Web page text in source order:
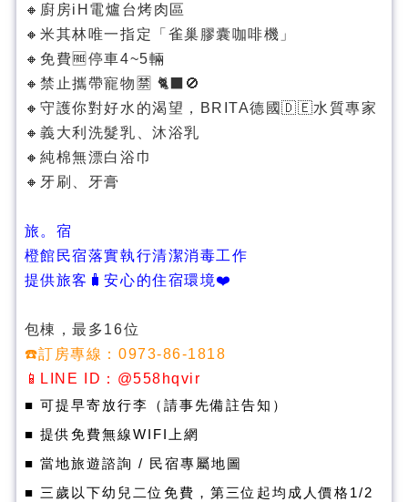
🔸廚房iH電爐台烤肉區
🔸米其林唯一指定「雀巢膠囊咖啡機」
🔸免費🆓停車4~5輛
🔸禁止攜帶寵物🈲️ 🐈‍⬛️🚫
🔸守護你對好水的渴望，BRITA德國🇩🇪水質專家
🔸義大利洗髮乳、沐浴乳
🔸純棉無漂白浴巾
🔸牙刷、牙膏
旅。宿
橙館民宿落實執行清潔消毒工作
提供旅客🧳安心的住宿環境❤️
包棟，最多16位
☎️訂房專線：0973-86-1818
📱LINE ID：@558hqvir
■ 可提早寄放行李（請事先備註告知）
■ 提供免費無線WIFI上網
■ 當地旅遊諮詢 / 民宿專屬地圖
■ 三歲以下幼兒二位免費，第三位起均成人價格1/2